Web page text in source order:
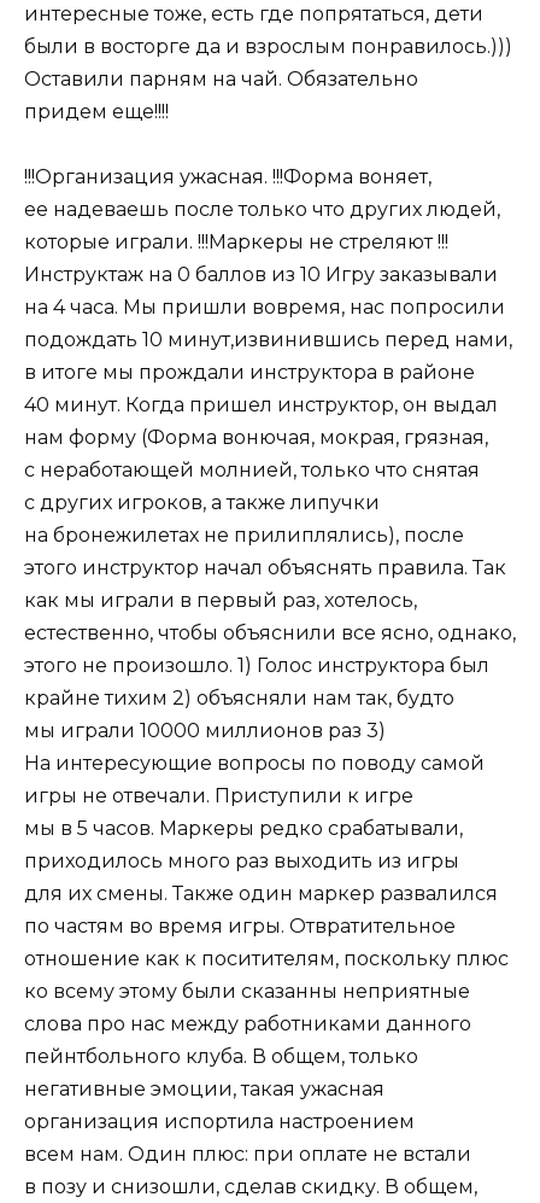
интересные тоже, есть где попрятаться, дети
были в восторге да и взрослым понравилось.)))
Оставили парням на чай. Обязательно
придем еще!!!!
!!!Организация ужасная. !!!Форма воняет,
ее надеваешь после только что других людей,
которые играли. !!!Маркеры не стреляют !!!
Инструктаж на 0 баллов из 10 Игру заказывали
на 4 часа. Мы пришли вовремя, нас попросили
подождать 10 минут,извинившись перед нами,
в итоге мы прождали инструктора в районе
40 минут. Когда пришел инструктор, он выдал
нам форму (Форма вонючая, мокрая, грязная,
с неработающей молнией, только что снятая
с других игроков, а также липучки
на бронежилетах не прилиплялись), после
этого инструктор начал объяснять правила. Так
как мы играли в первый раз, хотелось,
естественно, чтобы объяснили все ясно, однако,
этого не произошло. 1) Голос инструктора был
крайне тихим 2) объясняли нам так, будто
мы играли 10000 миллионов раз 3)
На интересующие вопросы по поводу самой
игры не отвечали. Приступили к игре
мы в 5 часов. Маркеры редко срабатывали,
приходилось много раз выходить из игры
для их смены. Также один маркер развалился
по частям во время игры. Отвратительное
отношение как к поситителям, поскольку плюс
ко всему этому были сказанны неприятные
слова про нас между работниками данного
пейнтбольного клуба. В общем, только
негативные эмоции, такая ужасная
организация испортила настроением
всем нам. Один плюс: при оплате не встали
в позу и снизошли, сделав скидку. В общем,